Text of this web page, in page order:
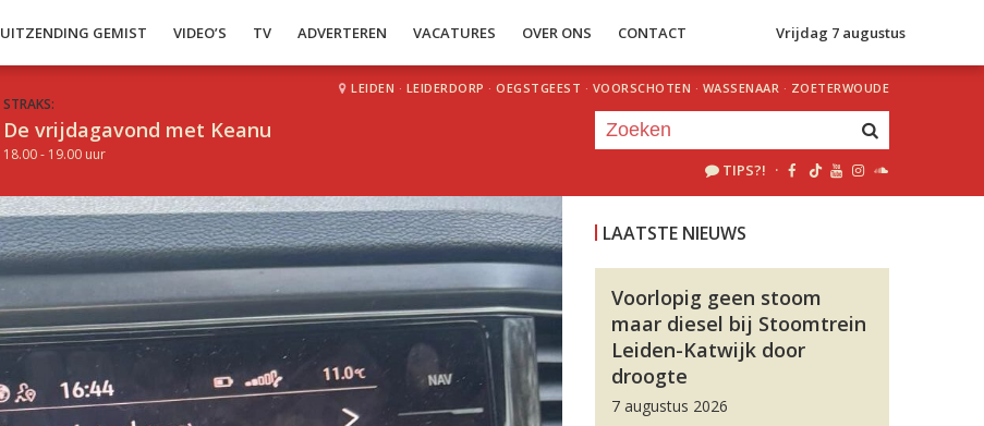
UITZENDING GEMIST VIDEO’S TV ADVERTEREN VACATURES OVER ONS CONTACT Vrijdag 7 augustus
STRAKS:
De vrijdagavond met Keanu
18.00 - 19.00 uur
LEIDEN · LEIDERDORP · OEGSTGEEST · VOORSCHOTEN · WASSENAAR · ZOETERWOUDE
TIPS?! ·
LAATSTE NIEUWS
Voorlopig geen stoom
maar diesel bij Stoomtrein
Leiden-Katwijk door
droogte
7 augustus 2026